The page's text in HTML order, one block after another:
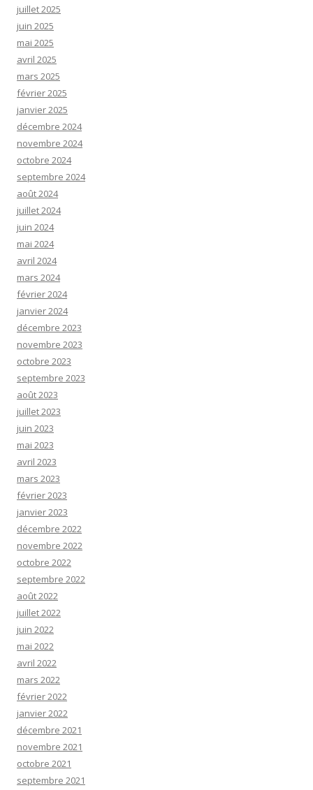
juillet 2025
juin 2025
mai 2025
avril 2025
mars 2025
février 2025
janvier 2025
décembre 2024
novembre 2024
octobre 2024
septembre 2024
août 2024
juillet 2024
juin 2024
mai 2024
avril 2024
mars 2024
février 2024
janvier 2024
décembre 2023
novembre 2023
octobre 2023
septembre 2023
août 2023
juillet 2023
juin 2023
mai 2023
avril 2023
mars 2023
février 2023
janvier 2023
décembre 2022
novembre 2022
octobre 2022
septembre 2022
août 2022
juillet 2022
juin 2022
mai 2022
avril 2022
mars 2022
février 2022
janvier 2022
décembre 2021
novembre 2021
octobre 2021
septembre 2021